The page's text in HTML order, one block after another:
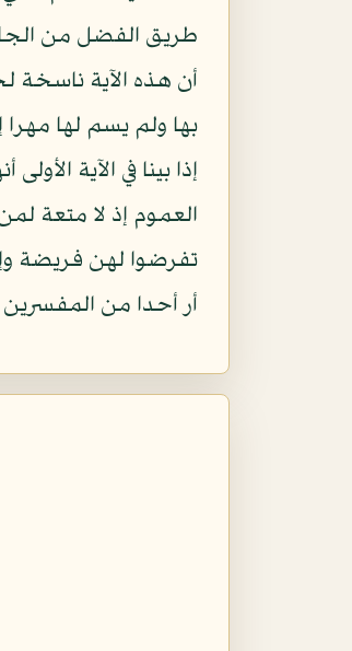
طريق الفضل من
أن هذه الآية ناسخة
بها ولم يسم لها
إذا بينا في الآية
العموم إذ لا متعة
تفرضوا لهن فريضة
أر أحدا من